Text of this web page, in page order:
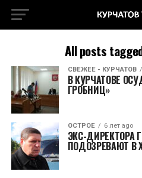
All posts
СВЕЖЕЕ - КУРЧАТОВ
В КУРЧАТОВЕ
ГРОБНИЦ»
ОСТРОЕ 6 лет ago
ЭКС-ДИРЕКТОРА
ПОДОЗРЕВАЮТ В